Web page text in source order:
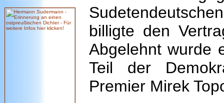
billigte den
Abgelehnt wurde
Teil der
Premier Mirek